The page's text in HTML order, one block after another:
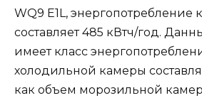
WQ9 E1L, энергопотребление
составляет 485 кВтч/год.
имеет класс
холодильной камеры
как объем морозильной